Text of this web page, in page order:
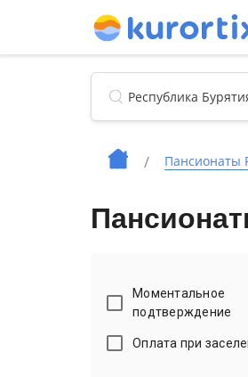
Пансионаты
Моментальное
подтверждение
Оплата при